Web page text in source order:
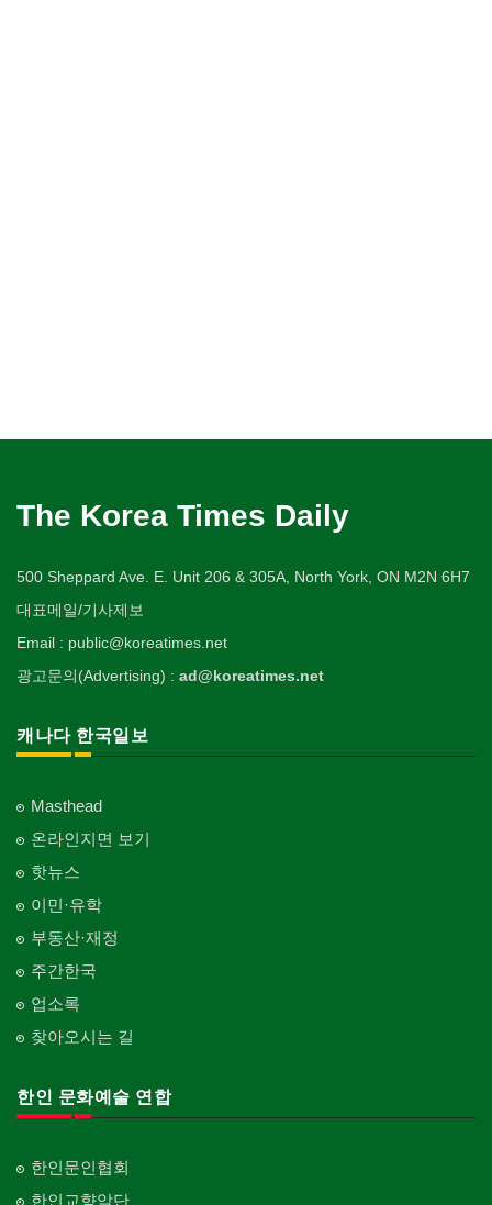
The Korea Times Daily
500 Sheppard Ave. E. Unit 206 & 305A, North York, ON M2N 6H7
대표메일/기사제보
Email : public@koreatimes.net
광고문의(Advertising) : ad@koreatimes.net
캐나다 한국일보
Masthead
온라인지면 보기
핫뉴스
이민·유학
부동산·재정
주간한국
업소록
찾아오시는 길
한인 문화예술 연합
한인문인협회
한인교향악단